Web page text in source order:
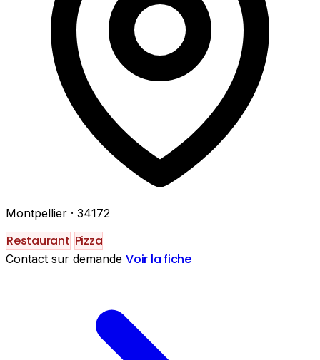
Montpellier · 34172
Restaurant Pizza
Contact sur demande Voir la fiche